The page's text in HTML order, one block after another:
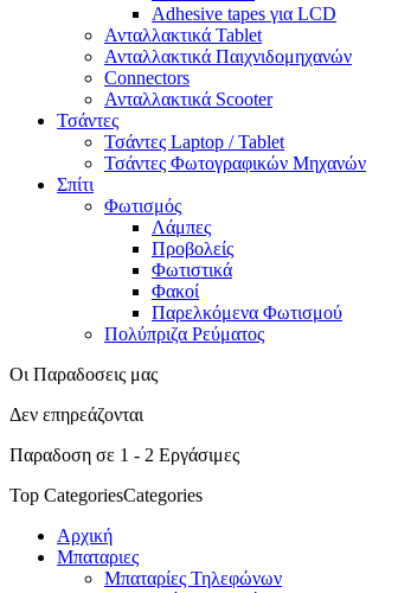
Adhesive tapes για LCD
Ανταλλακτικά Tablet
Ανταλλακτικά Παιχνιδομηχανών
Connectors
Ανταλλακτικά Scooter
Τσάντες
Τσάντες Laptop / Tablet
Τσάντες Φωτoγραφικών Μηχανών
Σπίτι
Φωτισμός
Λάμπες
Προβολείς
Φωτιστικά
Φακοί
Παρελκόμενα Φωτισμού
Πολύπριζα Ρεύματος
Οι Παραδοσεις μας
Δεν επηρεάζονται
Παραδοση σε 1 - 2 Εργάσιμες
Top CategoriesCategories
Αρχική
Μπαταριες
Μπαταρίες Τηλεφώνων